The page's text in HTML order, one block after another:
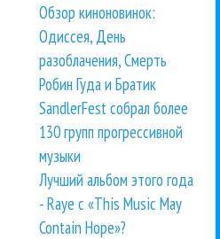
Обзор киноновинок:
Одиссея, День
разоблачения, Смерть
Робин Гуда и Братик
SandlerFest собрал более
130 групп прогрессивной
музыки
Лучший альбом этого года
- Raye с «This Music May
Contain Hope»?